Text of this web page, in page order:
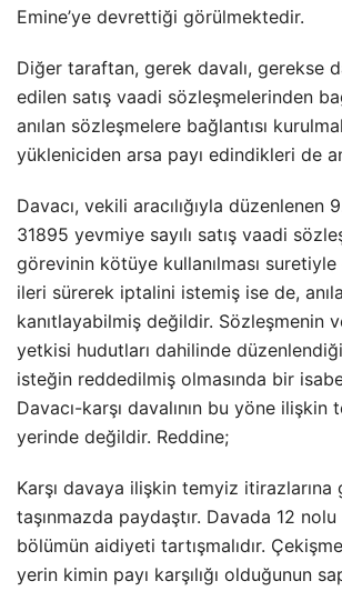
Emine’ye devrettiği görülmektedir.
Diğer taraftan, gerek davalı, gerekse
edilen satış vaadi sözleşmelerinden
anılan sözleşmelere bağlantısı
yükleniciden arsa payı edindikleri de
Davacı, vekili aracılığıyla düzenlenen
31895 yevmiye sayılı satış vaadi
görevinin kötüye kullanılması
ileri sürerek iptalini istemiş ise de,
kanıtlayabilmiş değildir. Sözleşmenin
yetkisi hudutları dahilinde
isteğin reddedilmiş olmasında bir
Davacı-karşı davalının bu yöne ilişkin
yerinde değildir. Reddine;
Karşı davaya ilişkin temyiz
taşınmazda paydaştır. Davada 12 nolu
bölümün aidiyeti tartışmalıdır.
yerin kimin payı karşılığı olduğunun